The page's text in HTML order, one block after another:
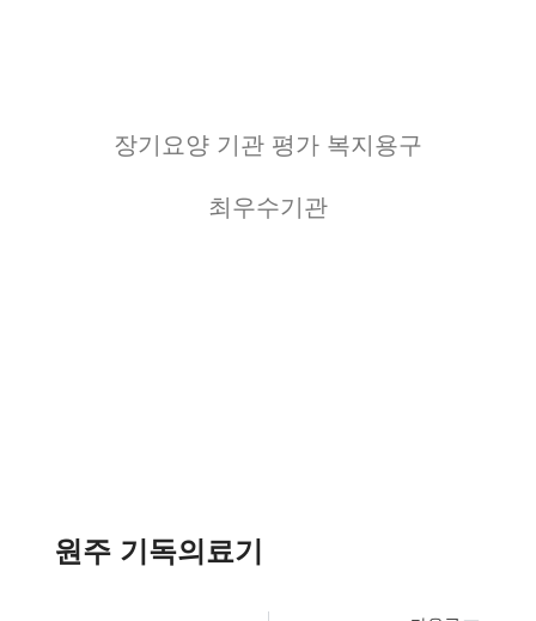
장기요양 기관 평가 복지용구
최우수기관
원주 기독의료기